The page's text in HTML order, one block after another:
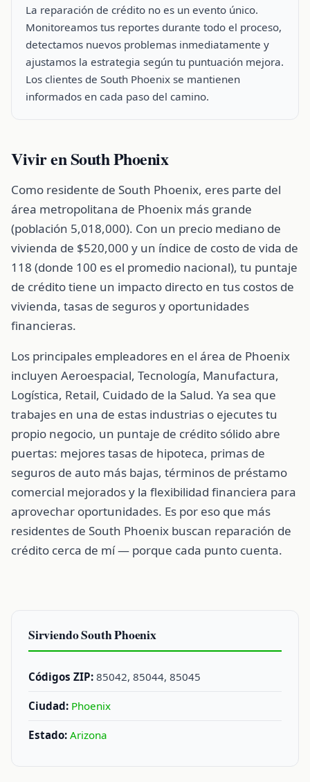
La reparación de crédito no es un evento único.
Monitoreamos tus reportes durante todo el proceso,
detectamos nuevos problemas inmediatamente y
ajustamos la estrategia según tu puntuación mejora.
Los clientes de South Phoenix se mantienen
informados en cada paso del camino.
Vivir en South Phoenix
Como residente de South Phoenix, eres parte del
área metropolitana de Phoenix más grande
(población 5,018,000). Con un precio mediano de
vivienda de $520,000 y un índice de costo de vida de
118 (donde 100 es el promedio nacional), tu puntaje
de crédito tiene un impacto directo en tus costos de
vivienda, tasas de seguros y oportunidades
financieras.
Los principales empleadores en el área de Phoenix
incluyen Aeroespacial, Tecnología, Manufactura,
Logística, Retail, Cuidado de la Salud. Ya sea que
trabajes en una de estas industrias o ejecutes tu
propio negocio, un puntaje de crédito sólido abre
puertas: mejores tasas de hipoteca, primas de
seguros de auto más bajas, términos de préstamo
comercial mejorados y la flexibilidad financiera para
aprovechar oportunidades. Es por eso que más
residentes de South Phoenix buscan reparación de
crédito cerca de mí — porque cada punto cuenta.
Sirviendo South Phoenix
Códigos ZIP: 85042, 85044, 85045
Ciudad: Phoenix
Estado: Arizona